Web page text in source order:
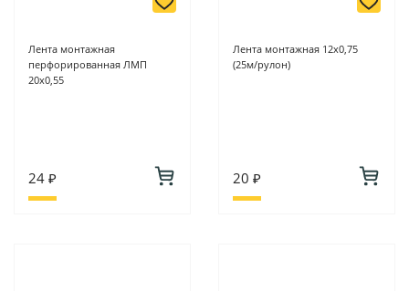
Лента монтажная
перфорированная ЛМП
20х0,55
24 ₽
Лента монтажная 12х0,75
(25м/рулон)
20 ₽